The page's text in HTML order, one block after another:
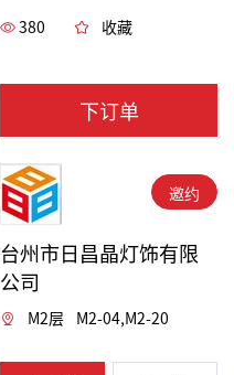
380 收藏
下订单
邀约
台州市日昌晶灯饰有限
公司
M2层 M2-04,M2-20